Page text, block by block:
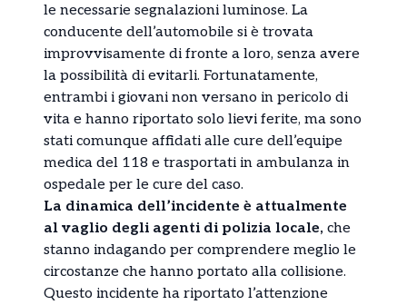
le necessarie segnalazioni luminose. La
conducente dell’automobile si è trovata
improvvisamente di fronte a loro, senza avere
la possibilità di evitarli. Fortunatamente,
entrambi i giovani non versano in pericolo di
vita e hanno riportato solo lievi ferite, ma sono
stati comunque affidati alle cure dell’equipe
medica del 118 e trasportati in ambulanza in
ospedale per le cure del caso.
La dinamica dell’incidente è attualmente
al vaglio degli agenti di polizia locale, che
stanno indagando per comprendere meglio le
circostanze che hanno portato alla collisione.
Questo incidente ha riportato l’attenzione